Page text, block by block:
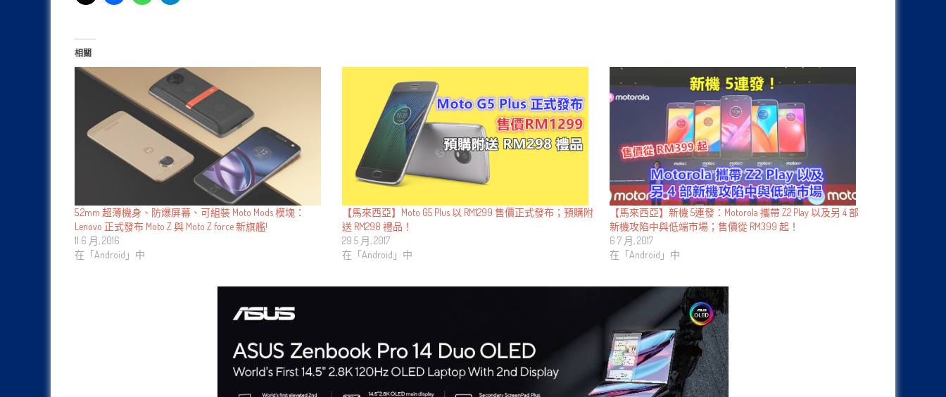
相關
5.2mm 超薄機身、防爆屏幕、可組裝 Moto Mods 模塊：
Lenovo 正式發布 Moto Z 與 Moto Z force 新旗艦!
11 6 月, 2016
在「Android」中
【馬來西亞】Moto G5 Plus 以 RM1299 售價正式發布；預購附
送 RM298 禮品！
29 5 月, 2017
在「Android」中
【馬來西亞】新機 5連發：Motorola 攜帶 Z2 Play 以及另 4 部
新機攻陷中與低端市場；售價從 RM399 起！
6 7 月, 2017
在「Android」中